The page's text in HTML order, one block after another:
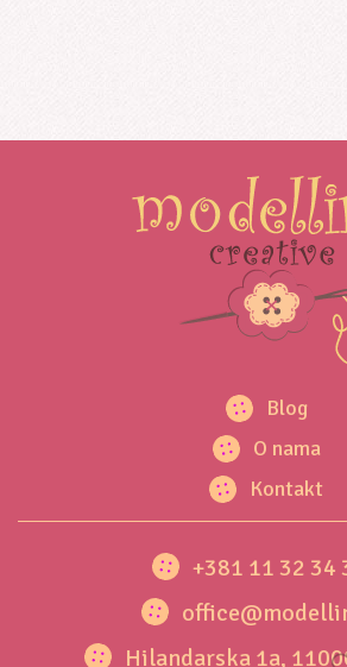
Blog
O nama
Kontakt
+381 11 32 34
Hilandarska 1a,